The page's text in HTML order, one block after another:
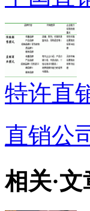
特许直
直销公
相关·文